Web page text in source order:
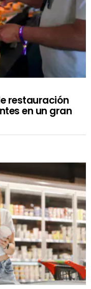
restauración
en un gran